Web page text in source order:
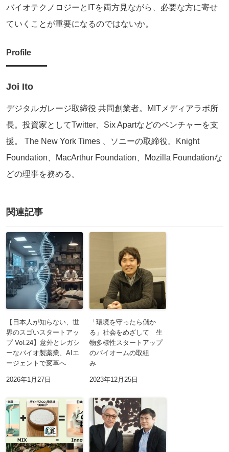
バイオテクノロジーとITを両方見ながら、必要な方に寄せ
ていくことが重要になるのではないか。
Profile
Joi Ito
デジタルガレージ取締役 共同創業者。MITメディアラボ所
長。投資家としてTwitter、Six Apartなどのベンチャーを支
援。 The New York Times 、ソニーの取締役。Knight
Foundation、MacArthur Foundation、Mozilla Foundationな
どの理事を務める。
関連記事
【日本人が知らない、世
界のスゴいスタートアッ
プ Vol.24】意外とレガシ
ーなバイオ製薬業、AIエ
ージェントで変革へ
2026年1月27日
「環境を守ったら儲か
る」社会をめざして 生
物多様性スタートアップ
のバイオームの取組
み
2023年12月25日